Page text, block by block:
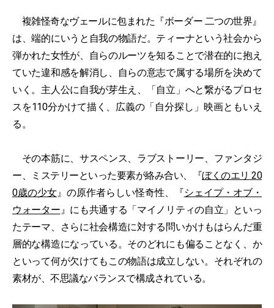
複雑怪奇なヴェールに包まれた『ボーダー 二つの世界』
は、端的にいうと自我の物語だ。ティーナという社会から
弾かれた女性が、自らのルーツを知ることで潜在的に抱え
ていた違和感を解消し、自らの意志で属する場所を決めて
いく。主人公に自我が芽生え、「自立」へと繋がるプロセ
スを110分かけて描く、広義の「自分探し」映画ともいえ
る。
その本筋に、サスペンス、ラブストーリー、ファンタジ
ー、ミステリーといった要素が絡み合い、『ぼくのエリ 20
0歳の少女』の原作者らしい怪奇性、『シェイプ・オブ・
ウォーター』にも共通する「マイノリティの自立」といっ
たテーマ、さらに社会構造に対する問いかけもはらんだ重
層的な構造になっている。そのどれにも偏ることなく、か
といって何が欠けてもこの物語は成立しない。それぞれの
素材が、不思議なバランスで構成されている。